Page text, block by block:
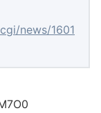
news/1601